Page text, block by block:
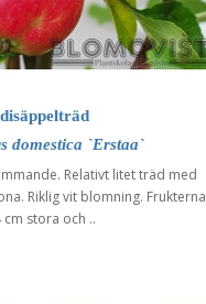
domestica `Erstaa`
Relativt litet träd med
Riklig vit blomning. Frukterna
cm stora och ..